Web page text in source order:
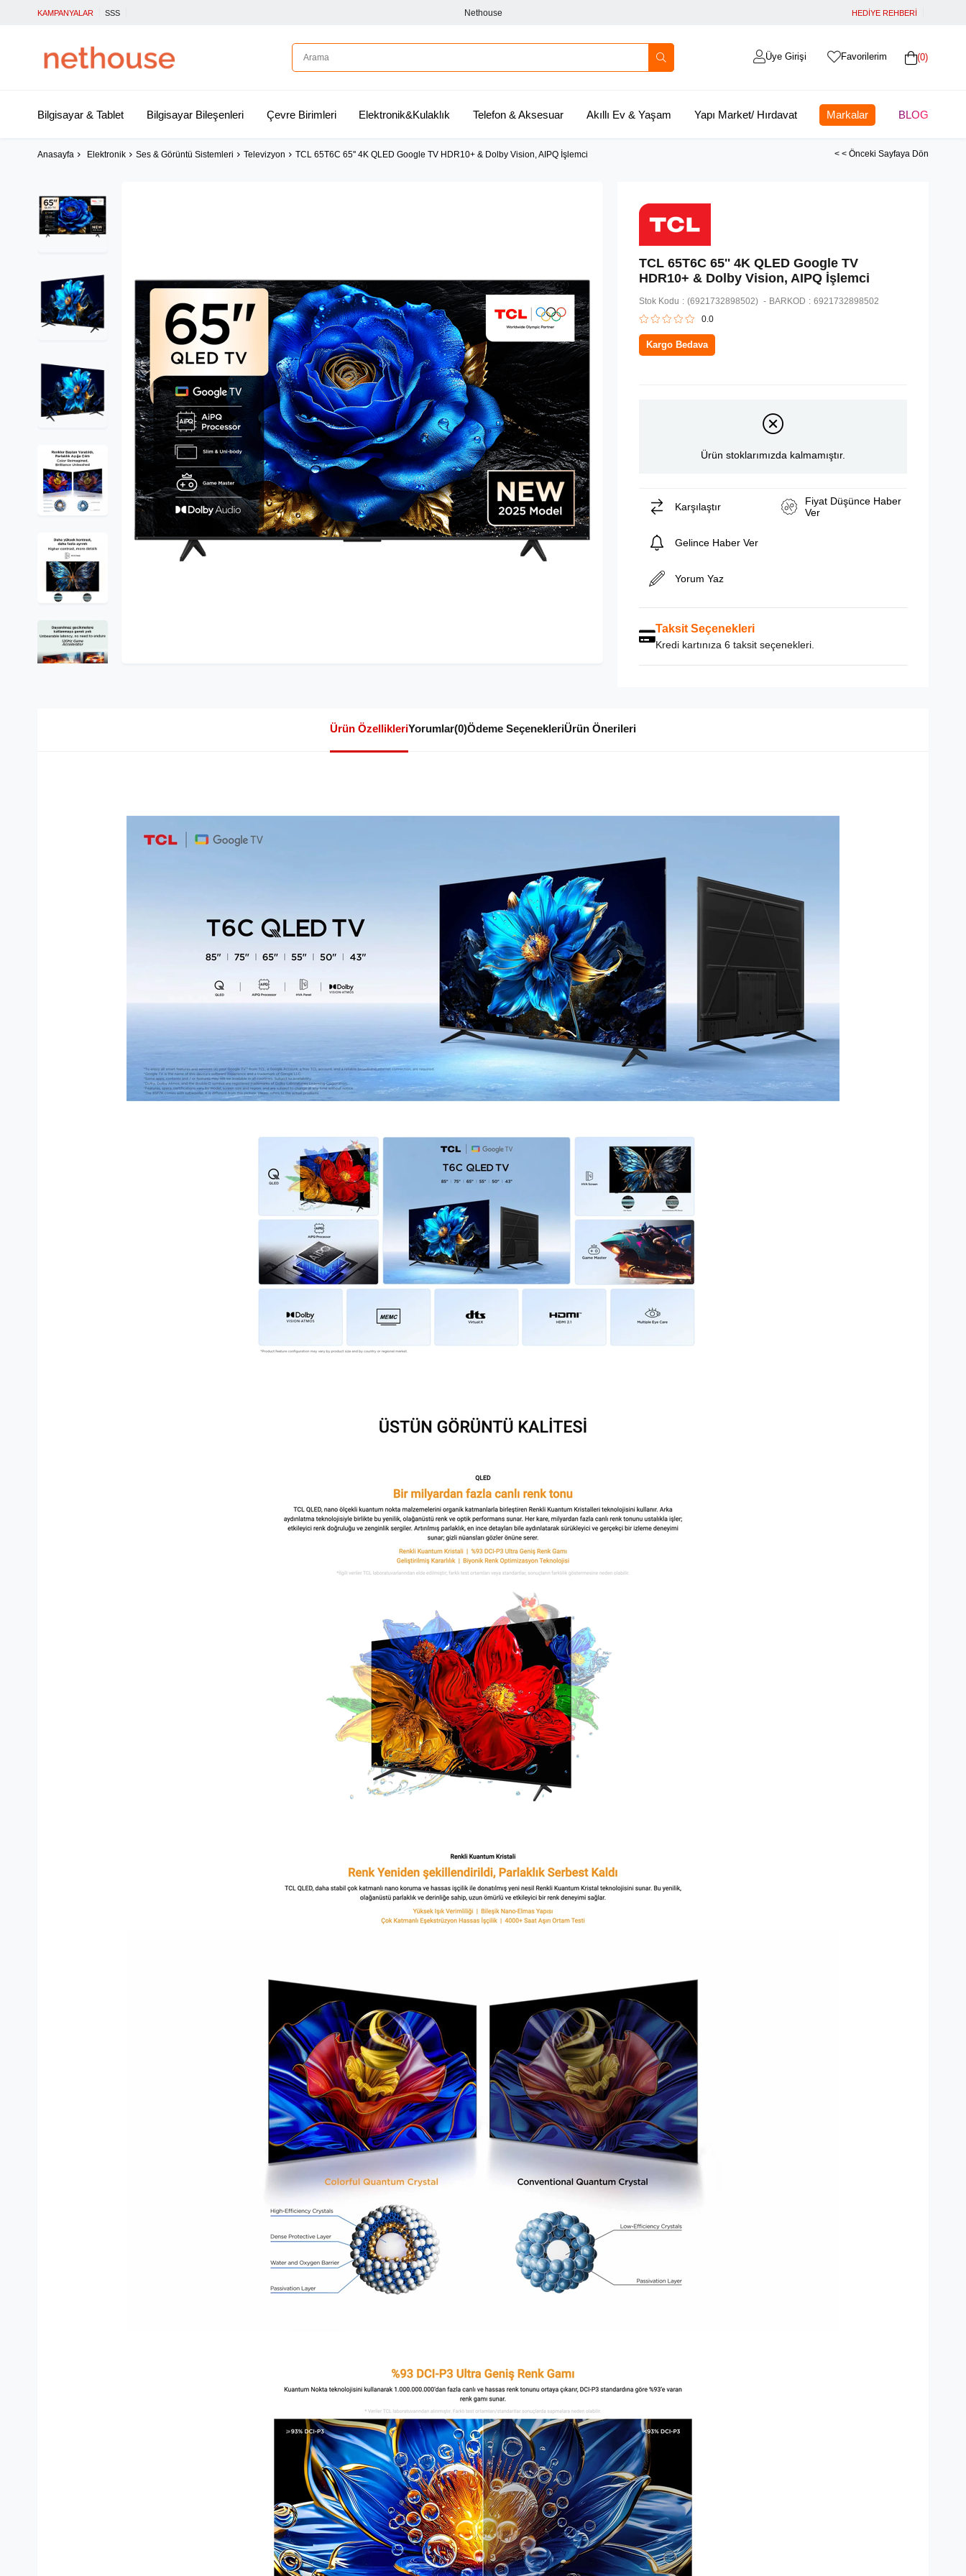
KAMPANYALAR SSS Nethouse HEDİYE REHBERİ
0
Favorilerim
Üye Girişi
Bilgisayar & Tablet Bilgisayar Bileşenleri Çevre Birimleri Elektronik&Kulaklık Telefon & Aksesuar Akıllı Ev & Yaşam Yapı Market/ Hırdavat Markalar BLOG
Anasayfa Elektronik Ses & Görüntü Sistemleri Televizyon TCL 65T6C 65'' 4K QLED Google TV HDR10+ & Dolby Vision, AIPQ İşlemci < < Önceki Sayfaya Dön
TCL 65T6C 65'' 4K QLED Google TV
HDR10+ & Dolby Vision, AIPQ İşlemci
Stok Kodu (6921732898502) BARKOD : 6921732898502
0.0
Kargo Bedava
Ürün stoklarımızda kalmamıştır.
Karşılaştır
Fiyat Düşünce Haber
Ver
Gelince Haber Ver
Yorum Yaz
Taksit Seçenekleri
Kredi kartınıza 6 taksit seçenekleri.
Ürün ÖzellikleriYorumlar(0)Ödeme SeçenekleriÜrün Önerileri